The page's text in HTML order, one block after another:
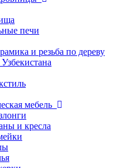
печи
и резьба по дереву
мебель
и кресла